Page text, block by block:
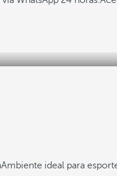
Ambiente ideal para